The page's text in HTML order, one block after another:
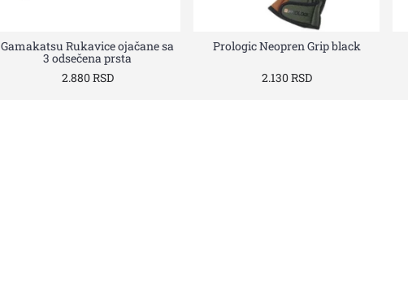
Gamakatsu Rukavice ojačane sa
3 odsečena prsta
2.880 RSD
Prologic Neopren Grip black
2.130 RSD